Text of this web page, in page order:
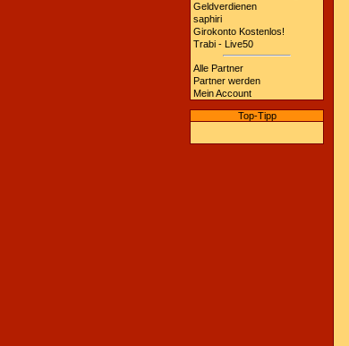
Geldverdienen
saphiri
Girokonto Kostenlos!
Trabi - Live50
Alle Partner
Partner werden
Mein Account
Top-Tipp